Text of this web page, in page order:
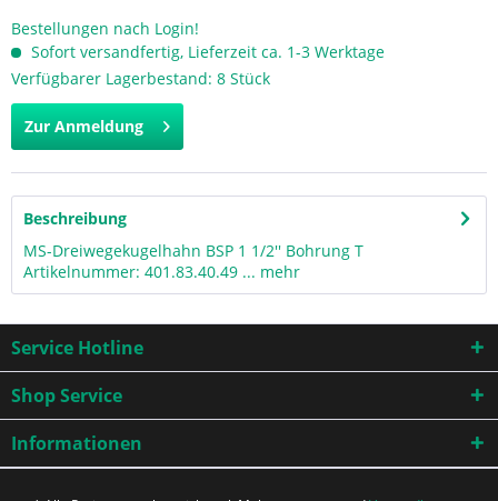
Bestellungen nach Login!
Sofort versandfertig, Lieferzeit ca. 1-3 Werktage
Verfügbarer Lagerbestand: 8 Stück
Zur Anmeldung
Beschreibung
MS-Dreiwegekugelhahn BSP 1 1/2'' Bohrung T
Artikelnummer: 401.83.40.49 ... mehr
Service Hotline
Shop Service
Informationen